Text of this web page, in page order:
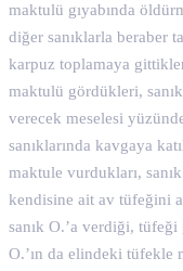
maktulü gıyabında
diğer sanıklarla beraber
karpuz toplamaya
maktulü gördükleri,
verecek meselesi
sanıklarında kavgaya
maktule vurdukları,
kendisine ait av tüfeğini
sanık O.’a verdiği, tüfeği
O.’ın da elindeki tüfekle